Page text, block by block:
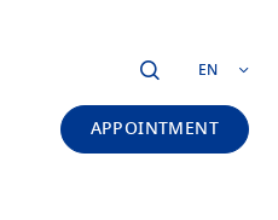
EN
APPOINTMENT